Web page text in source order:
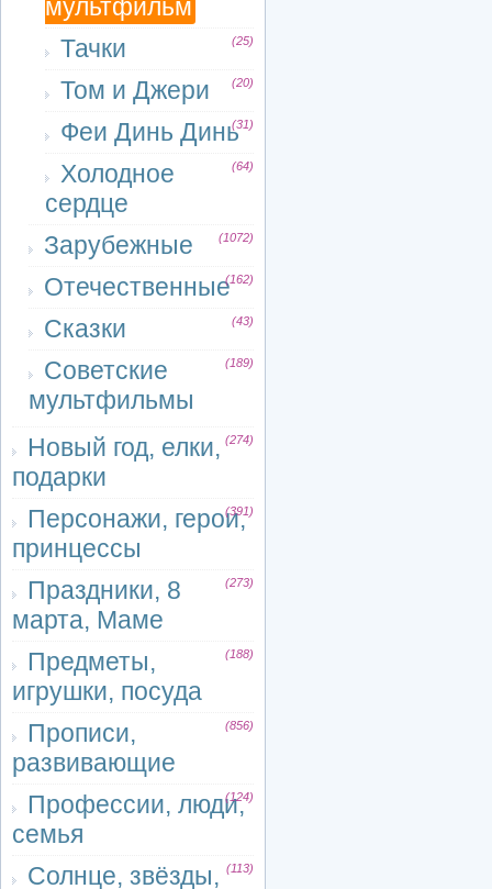
мультфильм
Тачки (25)
Том и Джери (20)
Феи Динь Динь(31)
Холодное
сердце
(64)
Зарубежные (1072)
Отечественные(162)
Сказки (43)
Советские
мультфильмы
(189)
Новый год, елки,
подарки
(274)
Персонажи, герои,
принцессы
(391)
Праздники, 8
марта, Маме
(273)
Предметы,
игрушки, посуда
(188)
Прописи,
развивающие
(856)
Профессии, люди,
семья
(124)
Солнце, звёзды, (113)